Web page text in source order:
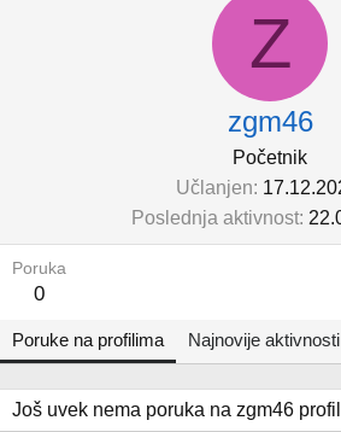
Z
zgm46
Početnik
Učlanjen
Poslednja aktivnost
Poruka
0
Poruke na profilima Najnovije aktivnosti
Još uvek nema poruka na zgm46